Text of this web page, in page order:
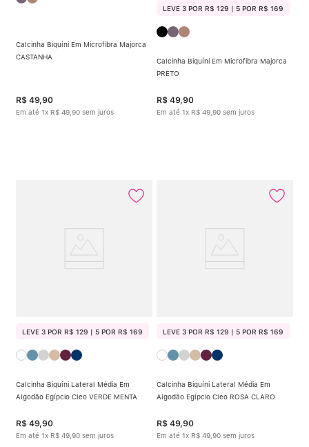
Calcinha Biquíni Em Microfibra Majorca
CASTANHA
R$ 49,90
Em até 1x R$ 49 90 sem juros
LEVE 3 POR R$ 129 | 5 POR R$ 169
Calcinha Biquíni Em Microfibra Majorca
PRETO
R$ 49,90
Em até 1x R$ 49 90 sem juros
LEVE 3 POR R$ 129 | 5 POR R$ 169
Calcinha Biquíni Lateral Média Em
Algodão Egípcio Cleo VERDE MENTA
R$ 49,90
Em até 1x R$ 49 90 sem juros
LEVE 3 POR R$ 129 | 5 POR R$ 169
Calcinha Biquíni Lateral Média Em
Algodão Egípcio Cleo ROSA CLARO
R$ 49,90
Em até 1x R$ 49 90 sem juros